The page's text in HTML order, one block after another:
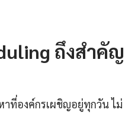
ถึงสำคัญ
าที่องค์กรเผชิญอยู่ทุกวัน ไม่